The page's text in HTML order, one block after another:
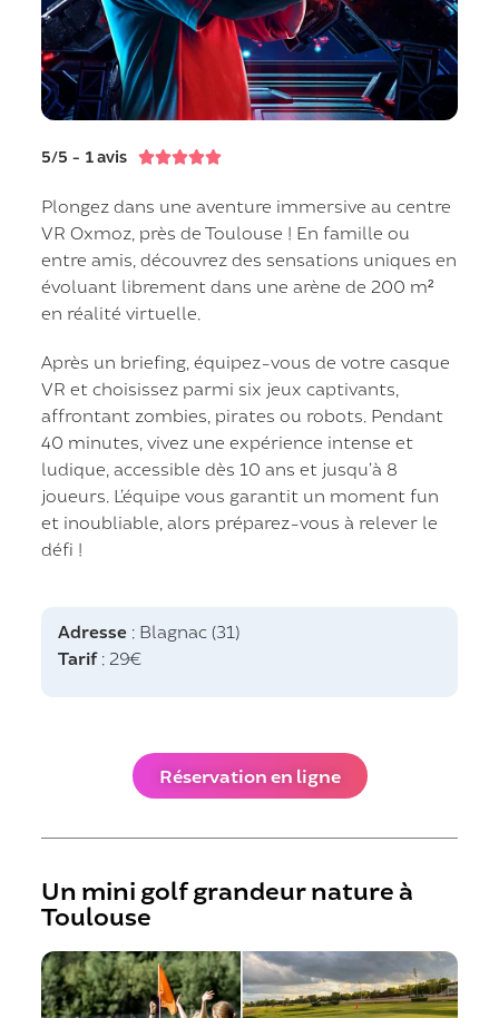
5/5 - 1 avis 
Plongez dans une aventure immersive au centre
VR Oxmoz, près de Toulouse ! En famille ou
entre amis, découvrez des sensations uniques en
évoluant librement dans une arène de 200 m²
en réalité virtuelle.
Après un briefing, équipez-vous de votre casque
VR et choisissez parmi six jeux captivants,
affrontant zombies, pirates ou robots. Pendant
40 minutes, vivez une expérience intense et
ludique, accessible dès 10 ans et jusqu’à 8
joueurs. L’équipe vous garantit un moment fun
et inoubliable, alors préparez-vous à relever le
défi !
Adresse : Blagnac (31)
Tarif: 29€
Réservation en ligne
Un mini golf grandeur nature à
Toulouse